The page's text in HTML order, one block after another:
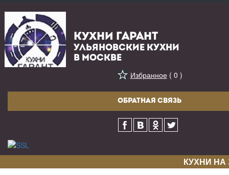
КУХНИ ГАРАНТ
УЛЬЯНОВСКИЕ КУХНИ
В МОСКВЕ
Избранное( 0 )
ОБРАТНАЯ СВЯЗЬ
КУХНИ